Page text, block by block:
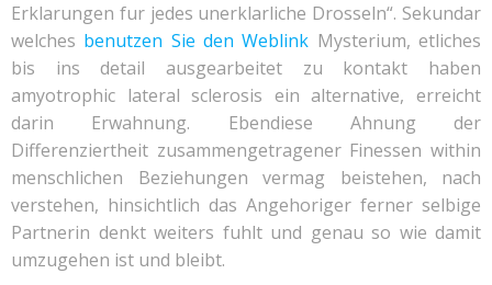
Erklarungen fur jedes unerklarliche Drosseln“. Sekundar
welches benutzen Sie den Weblink Mysterium, etliches
bis ins detail ausgearbeitet zu kontakt haben
amyotrophic lateral sclerosis ein alternative, erreicht
darin Erwahnung. Ebendiese Ahnung der
Differenziertheit zusammengetragener Finessen within
menschlichen Beziehungen vermag beistehen, nach
verstehen, hinsichtlich das Angehoriger ferner selbige
Partnerin denkt weiters fuhlt und genau so wie damit
umzugehen ist und bleibt.